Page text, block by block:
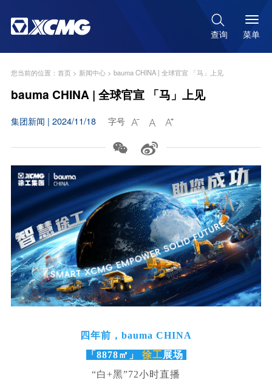

查询 菜单
您当前的位置： 首页 > 新闻中心> bauma CHINA | 全球官宣 「马」上见
bauma CHINA | 全球官宣 「马」上见
集团新闻 | 2024/11/18 字号   
 
四年前，bauma CHINA
「8878㎡」 徐工展场
“白+黑”72小时直播